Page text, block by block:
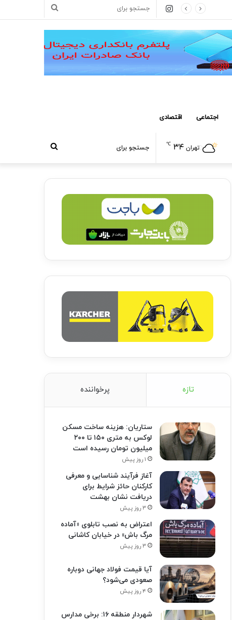
جستجو
اینستاگرام
اجتماعی اقتصادی
جستجو
برای
تهران ۳۴ ℃
تازه پرخواننده
ستاریان: هزینه ساخت مسکن
لوکس به متری ۱۵۰ تا ۲۰۰
میلیون تومان رسیده است
۱ روز پیش
آغاز فرآیند شناسایی و معرفی
کارکنان حائز شرایط برای
دریافت نشان بهشت
۳ روز پیش
اعتراض به نصب تابلوی «آماده
مرگ باش» در خیابان کاشانی
۳ روز پیش
آیا قیمت فولاد جهانی دوباره
صعودی می‌شود؟
۴ روز پیش
شهردار منطقه ۱۶: برخی مدارس